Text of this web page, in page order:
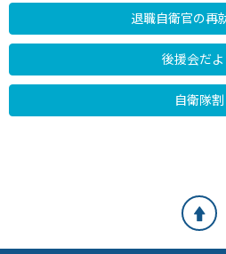
退職自衛官の再
後援会だよ
自衛隊割